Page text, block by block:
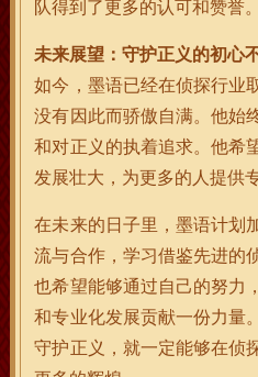
队得到了更多的认可和赞誉。
未来展望：守护正义的初心
如今，墨语已经在侦探行业
没有因此而骄傲自满。他始
和对正义的执着追求。他希
发展壮大，为更多的人提供
在未来的日子里，墨语计划
流与合作，学习借鉴先进的
也希望能够通过自己的努力
和专业化发展贡献一份力量
守护正义，就一定能够在侦